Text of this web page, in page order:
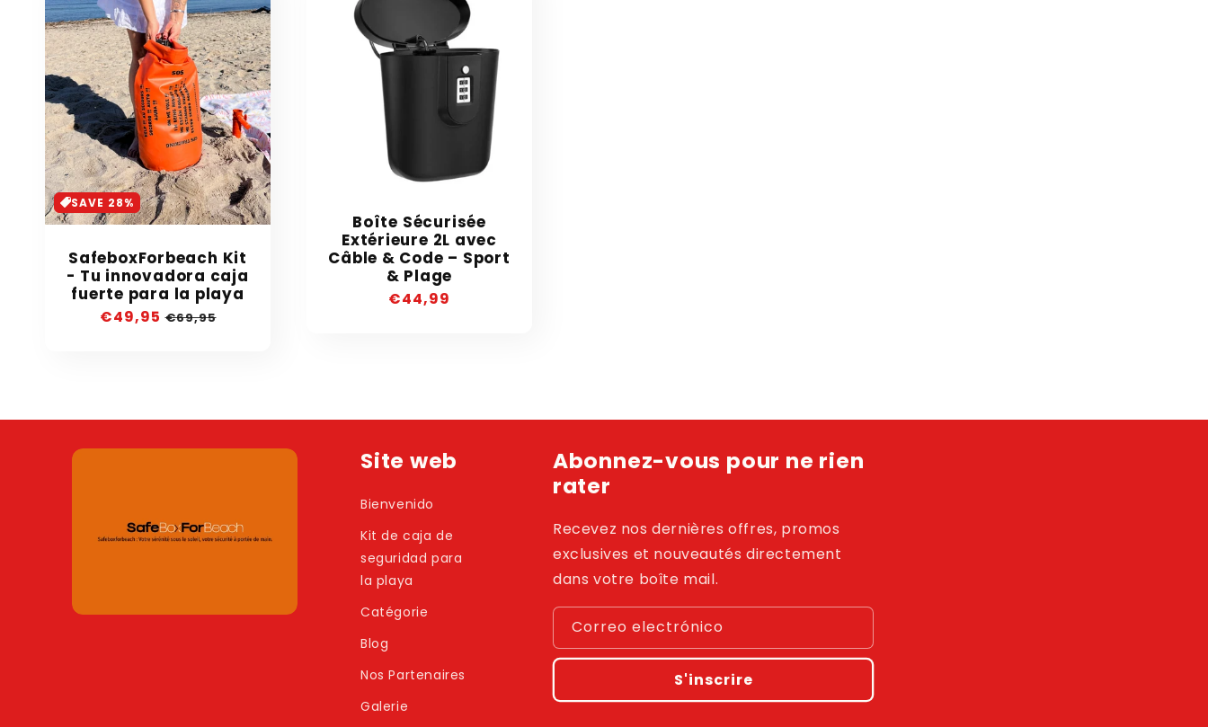
SAVE 28%
SafeboxForbeach Kit
- Tu innovadora caja
fuerte para la playa
Precio
€49,95 Precio
€69,95
Boîte Sécurisée
Extérieure 2L avec
Câble & Code – Sport
& Plage
Precio
€44,99
Site web
Bienvenido
Kit de caja de
seguridad para
la playa
Catégorie
Blog
Nos Partenaires
Galerie
Abonnez-vous pour ne rien
rater
Recevez nos dernières offres, promos
exclusives et nouveautés directement
dans votre boîte mail.
Correo electrónico
S'inscrire